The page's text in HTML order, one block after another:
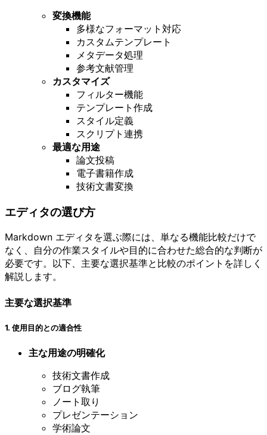
変換機能
多様なフォーマット対応
カスタムテンプレート
メタデータ処理
参考文献管理
カスタマイズ
フィルター機能
テンプレート作成
スタイル定義
スクリプト連携
最適な用途
論文投稿
電子書籍作成
技術文書変換
エディタの選び方
Markdown エディタを選ぶ際には、単なる機能比較だけで
なく、自分の作業スタイルや目的に合わせた総合的な判断が
必要です。以下、主要な選択基準と比較のポイントを詳しく
解説します。
主要な選択基準
1. 使用目的との適合性
主な用途の明確化
技術文書作成
ブログ執筆
ノート取り
プレゼンテーション
学術論文